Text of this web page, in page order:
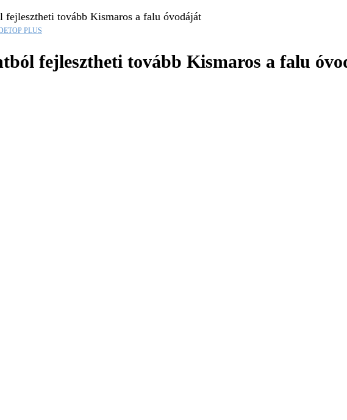
tovább Kismaros a falu óvodáját
TOP PLUS
fejlesztheti tovább Kismaros a falu